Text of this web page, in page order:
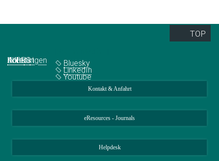
TOP
Abteilungen
IMPRS
Jobs
Kontakt
Bluesky
LinkedIn
Youtube
Kontakt & Anfahrt
eResources - Journals
Helpdesk